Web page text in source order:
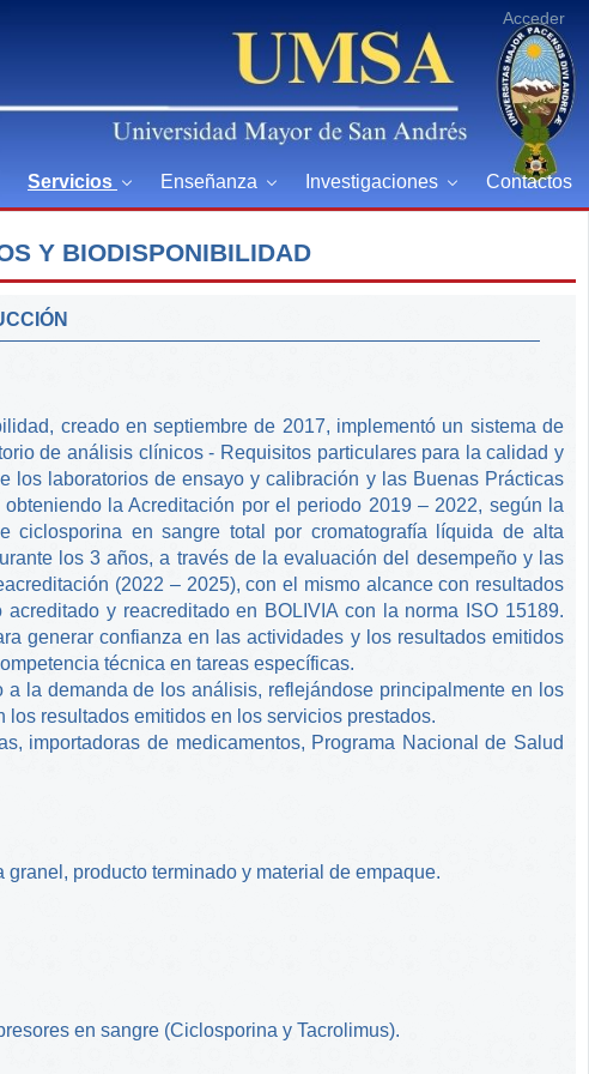
Acceder
Servicios Enseñanza Investigaciones Contactos
Y BIODISPONIBILIDAD
creado en septiembre de 2017, implementó un sistema de
de análisis clínicos - Requisitos particulares para la calidad y
los laboratorios de ensayo y calibración y las Buenas Prácticas
la Acreditación por el periodo 2019 – 2022, según la
en sangre total por cromatografía líquida de alta
los 3 años, a través de la evaluación del desempeño y las
(2022 – 2025), con el mismo alcance con resultados
y reacreditado en BOLIVIA con la norma ISO 15189.
generar confianza en las actividades y los resultados emitidos
técnica en tareas específicas.
la demanda de los análisis, reflejándose principalmente en los
resultados emitidos en los servicios prestados.
importadoras de medicamentos, Programa Nacional de Salud
producto terminado y material de empaque.
en sangre (Ciclosporina y Tacrolimus).